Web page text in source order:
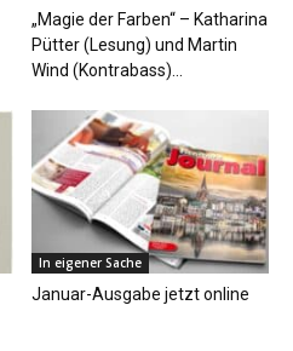
„Magie der Farben“ – Katharina
Pütter (Lesung) und Martin
Wind (Kontrabass)...
In eigener Sache
Januar-Ausgabe jetzt online